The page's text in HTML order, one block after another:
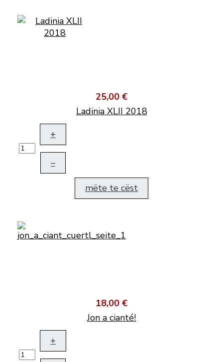
25,00 €
Ladinia XLII 2018
+
–
mëte te cëst
18,00 €
Jon a cianté!
+